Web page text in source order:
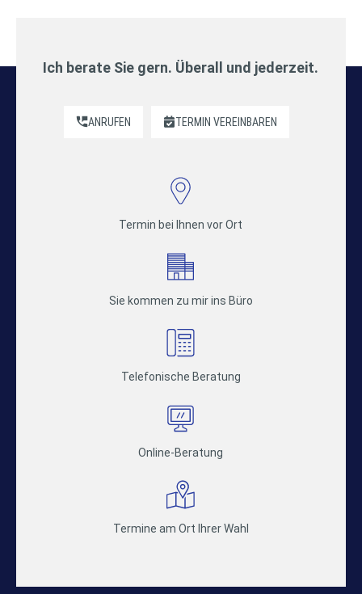
Ich berate Sie gern. Überall und jederzeit.
ANRUFEN TERMIN VEREINBAREN
Termin bei Ihnen vor Ort
Sie kommen zu mir ins Büro
Telefonische Beratung
Online-Beratung
Termine am Ort Ihrer Wahl